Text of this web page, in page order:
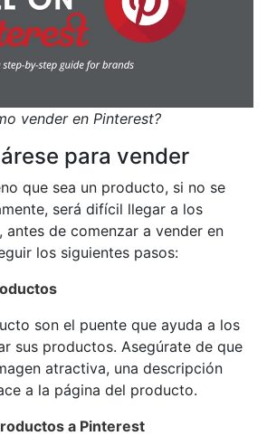
vender en Pinterest?
para vender
que sea un producto, si no se
será difícil llegar a los
antes de comenzar a vender en
los siguientes pasos:
son el puente que ayuda a los
sus productos. Asegúrate de que
atractiva, una descripción
a la página del producto.
a Pinterest